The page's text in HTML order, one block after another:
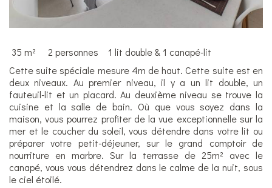
35 m² 2 personnes 1 lit double & 1 canapé-lit
Cette suite spéciale mesure 4m de haut. Cette suite est en
deux niveaux. Au premier niveau, il y a un lit double, un
fauteuil-lit et un placard. Au deuxième niveau se trouve la
cuisine et la salle de bain. Où que vous soyez dans la
maison, vous pourrez profiter de la vue exceptionnelle sur la
mer et le coucher du soleil, vous détendre dans votre lit ou
préparer votre petit-déjeuner, sur le grand comptoir de
nourriture en marbre. Sur la terrasse de 25m² avec le
canapé, vous vous détendrez dans le calme de la nuit, sous
le ciel étoilé.